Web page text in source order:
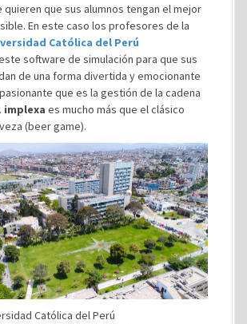
que sus alumnos tengan el mejor
En este caso los profesores de la
Católica del Perú
software de simulación para que sus
de una forma divertida y emocionante
que es la gestión de la cadena
implexa es mucho más que el clásico
(beer game).
Católica del Perú